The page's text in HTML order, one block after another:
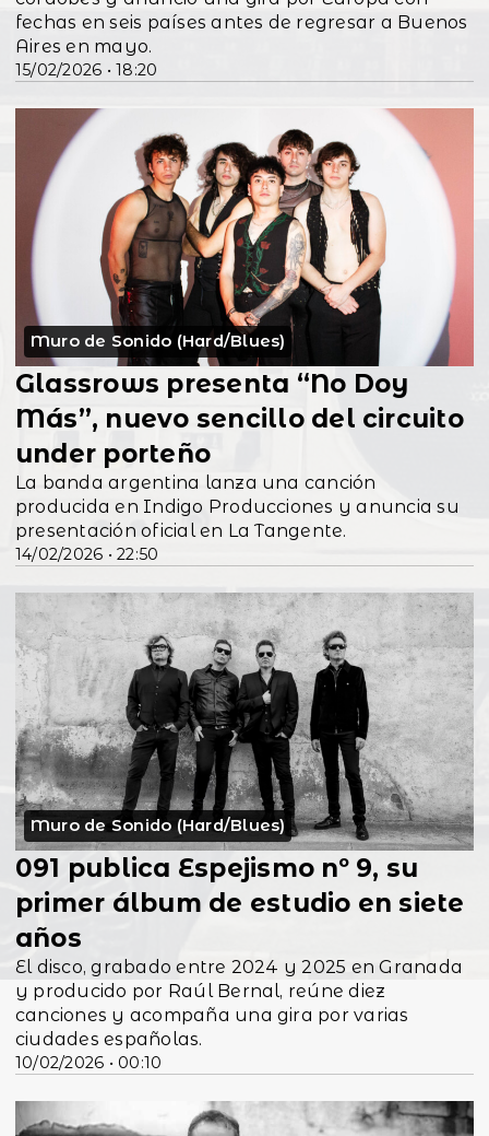
15/02/2026 • 18:20
fechas en seis países antes de regresar a Buenos
Aires en mayo.
Muro de Sonido (Hard/Blues)
14/02/2026 • 22:50
Glassrows presenta “No Doy
Más”, nuevo sencillo del circuito
under porteño
La banda argentina lanza una canción
producida en Indigo Producciones y anuncia su
presentación oficial en La Tangente.
Muro de Sonido (Hard/Blues)
10/02/2026 • 00:10
091 publica Espejismo nº 9, su
primer álbum de estudio en siete
años
El disco, grabado entre 2024 y 2025 en Granada
y producido por Raúl Bernal, reúne diez
canciones y acompaña una gira por varias
ciudades españolas.